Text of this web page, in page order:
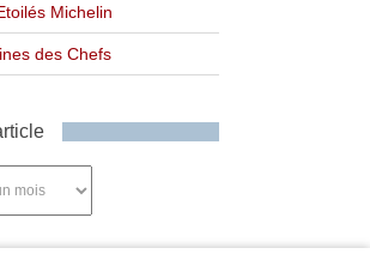
Michelin
des Chefs